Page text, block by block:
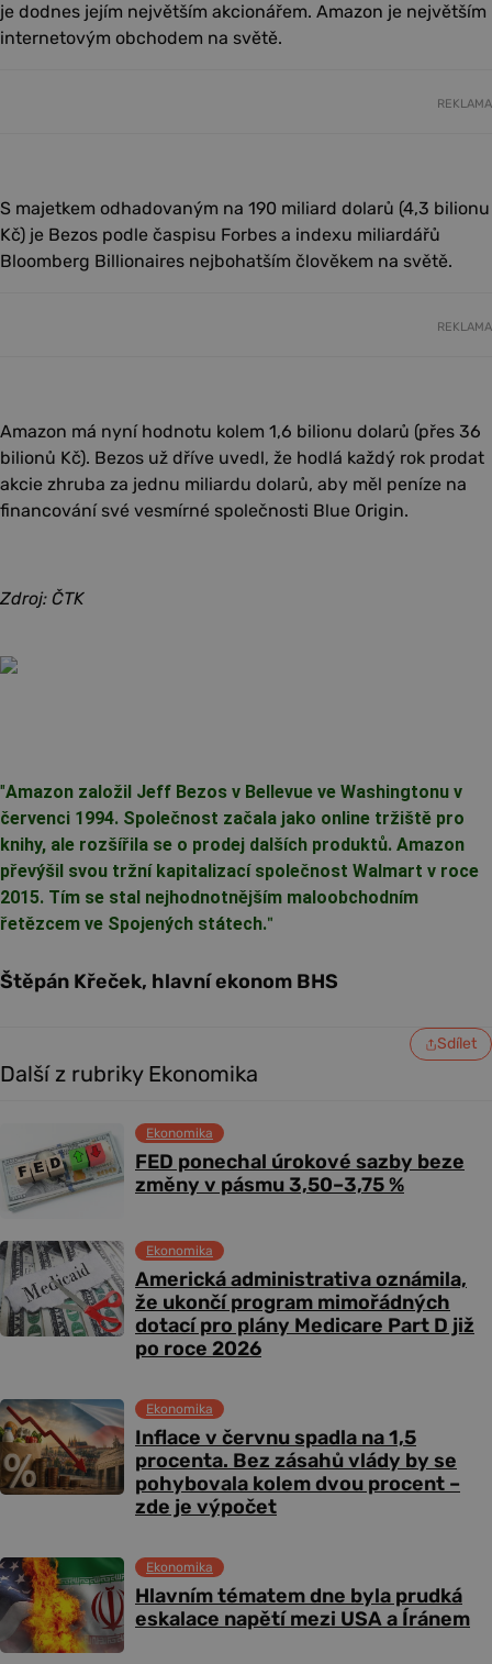
je dodnes jejím největším akcionářem. Amazon je největším
internetovým obchodem na světě.
REKLAMA
S majetkem odhadovaným na 190 miliard dolarů (4,3 bilionu
Kč) je Bezos podle časpisu Forbes a indexu miliardářů
Bloomberg Billionaires nejbohatším člověkem na světě.
REKLAMA
Amazon má nyní hodnotu kolem 1,6 bilionu dolarů (přes 36
bilionů Kč). Bezos už dříve uvedl, že hodlá každý rok prodat
akcie zhruba za jednu miliardu dolarů, aby měl peníze na
financování své vesmírné společnosti Blue Origin.
Zdroj: ČTK
"Amazon založil Jeff Bezos v Bellevue ve Washingtonu v
červenci 1994. Společnost začala jako online tržiště pro
knihy, ale rozšířila se o prodej dalších produktů. Amazon
převýšil svou tržní kapitalizací společnost Walmart v roce
2015. Tím se stal nejhodnotnějším maloobchodním
řetězcem ve Spojených státech."
Štěpán Křeček, hlavní ekonom BHS
Sdílet
Další z rubriky Ekonomika
FED ponechal úrokové sazby beze
změny v pásmu 3,50–3,75 %
Ekonomika
Americká administrativa oznámila,
že ukončí program mimořádných
dotací pro plány Medicare Part D již
po roce 2026
Ekonomika
Inflace v červnu spadla na 1,5
procenta. Bez zásahů vlády by se
pohybovala kolem dvou procent –
zde je výpočet
Ekonomika
Hlavním tématem dne byla prudká
eskalace napětí mezi USA a Íránem
Ekonomika